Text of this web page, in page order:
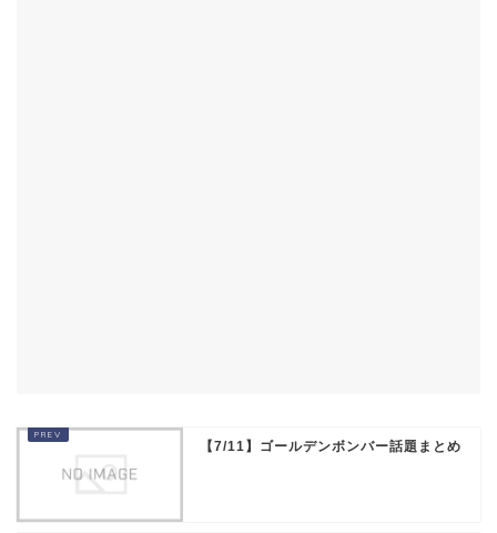
【7/11】ゴールデンボンバー話題まとめ